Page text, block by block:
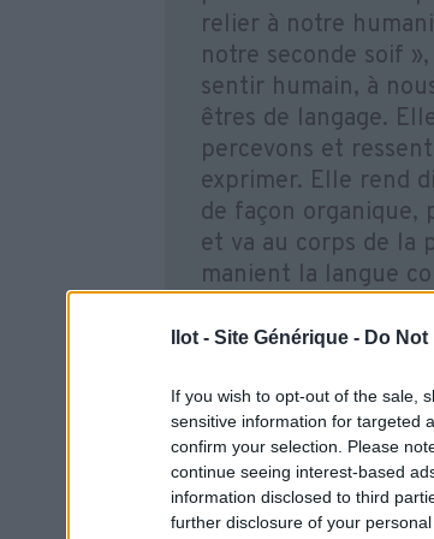
Ilot - Site Générique - Do
If you wish to opt-out of the sale,
sensitive information for targeted
confirm your selection. Please
continue seeing interest-based
information disclosed to third
further disclosure of your
relier à notre
notre seconde soif
sentir humain, à
êtres de langage.
percevons et
exprimer. Elle rend
de façon organique,
et va au corps de la
manient la langue
sens. Dans ce
aux intérêts de
Au cours de mon
relation avec les
rencontres ont eu
résidents qui ont